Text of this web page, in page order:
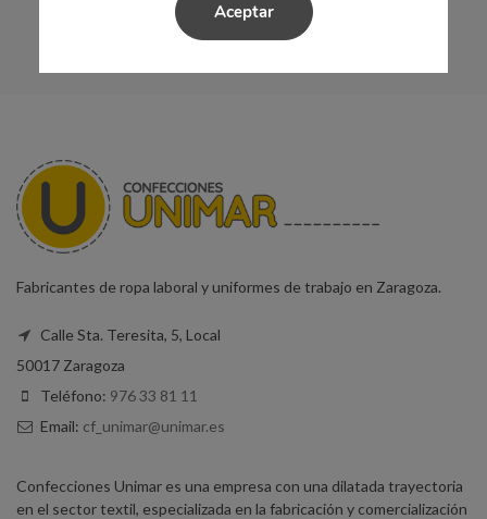
Fabricantes de ropa laboral y uniformes de trabajo en Zaragoza.
Calle Sta. Teresita, 5, Local
50017 Zaragoza
Teléfono: 976 33 81 11
Email: cf_unimar@unimar.es
Confecciones Unimar es una empresa con una dilatada trayectoria
en el sector textil, especializada en la fabricación y comercialización
Aceptar